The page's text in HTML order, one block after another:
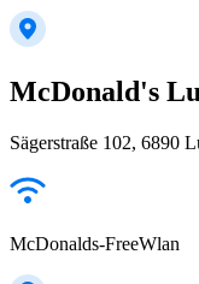
McDonald's
Sägerstraße 102, 6890
McDonalds-FreeWlan